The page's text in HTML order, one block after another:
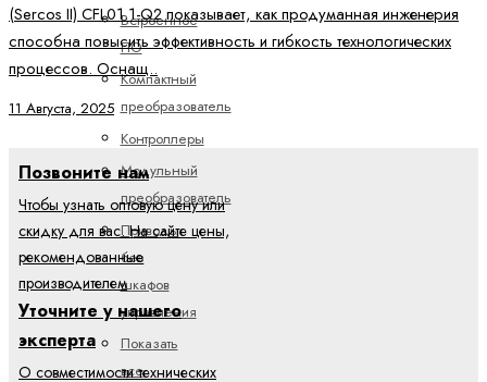
Встроенное
ПО
Компактный
преобразователь
Контроллеры
Модульный
преобразователь
Приводы
без
шкафов
управления
Показать
все
(Sercos II) CFL01.1-Q2 показывает, как продуманная инженерия
способна повысить эффективность и гибкость технологических
процессов. Оснащ..
11 Августа, 2025
Позвоните нам
Чтобы узнать оптовую цену или
скидку для вас. На сайте цены,
рекомендованные
производителем
Уточните у нашего
эксперта
О совместимости технических